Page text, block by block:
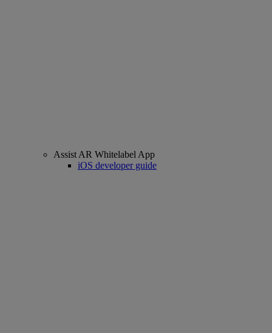
Assist AR Whitelabel App
iOS developer guide